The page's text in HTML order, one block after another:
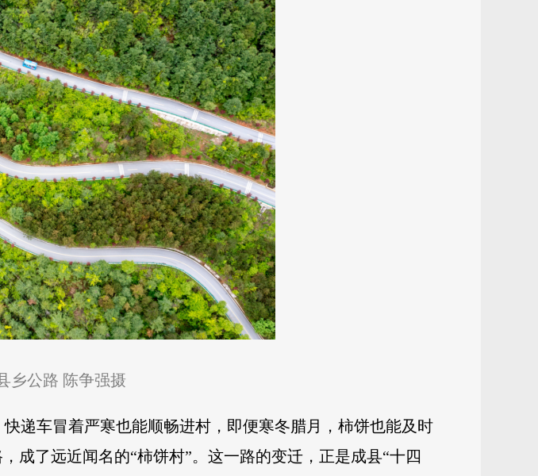
乡公路 陈争强摄
递车冒着严寒也能顺畅进村，即便寒冬腊月，柿饼也能及时
成了远近闻名的“柿饼村”。这一路的变迁，正是成县“十四